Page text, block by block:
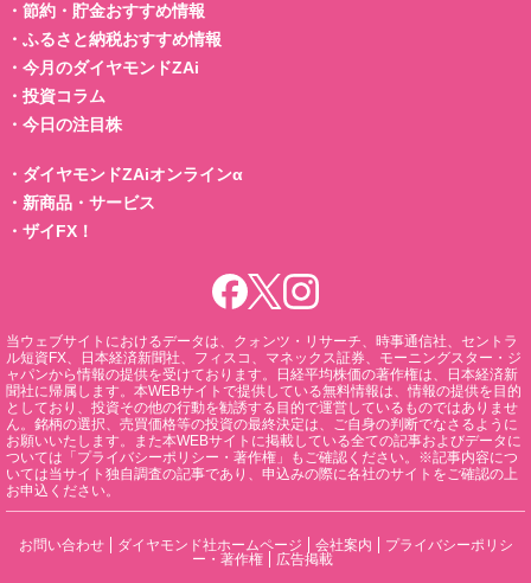
・ 節約・貯金おすすめ情報
・ ふるさと納税おすすめ情報
・ 今月のダイヤモンドZAi
・ 投資コラム
・ 今日の注目株
・ ダイヤモンドZAiオンラインα
・ 新商品・サービス
・ ザイFX！
当ウェブサイトにおけるデータは、クォンツ・リサーチ、時事通信社、セントラ
ル短資FX、日本経済新聞社、フィスコ、マネックス証券、モーニングスター・ジ
ャパンから情報の提供を受けております。日経平均株価の著作権は、日本経済新
聞社に帰属します。本WEBサイトで提供している無料情報は、情報の提供を目的
としており、投資その他の行動を勧誘する目的で運営しているものではありませ
ん。銘柄の選択、売買価格等の投資の最終決定は、ご自身の判断でなさるように
お願いいたします。また本WEBサイトに掲載している全ての記事およびデータに
ついては「プライバシーポリシー・著作権」もご確認ください。※記事内容につ
いては当サイト独自調査の記事であり、申込みの際に各社のサイトをご確認の上
お申込ください。
お問い合わせ ダイヤモンド社ホームページ 会社案内
プライバシーポリシ
ー・著作権
広告掲載